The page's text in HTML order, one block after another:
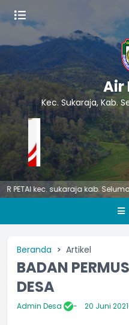
Air
Kec. Sukaraja, Kab.
kec. sukaraja kab. Seluma
Beranda Artikel
BADAN
DESA
Admin Desa 20 Juni 2021